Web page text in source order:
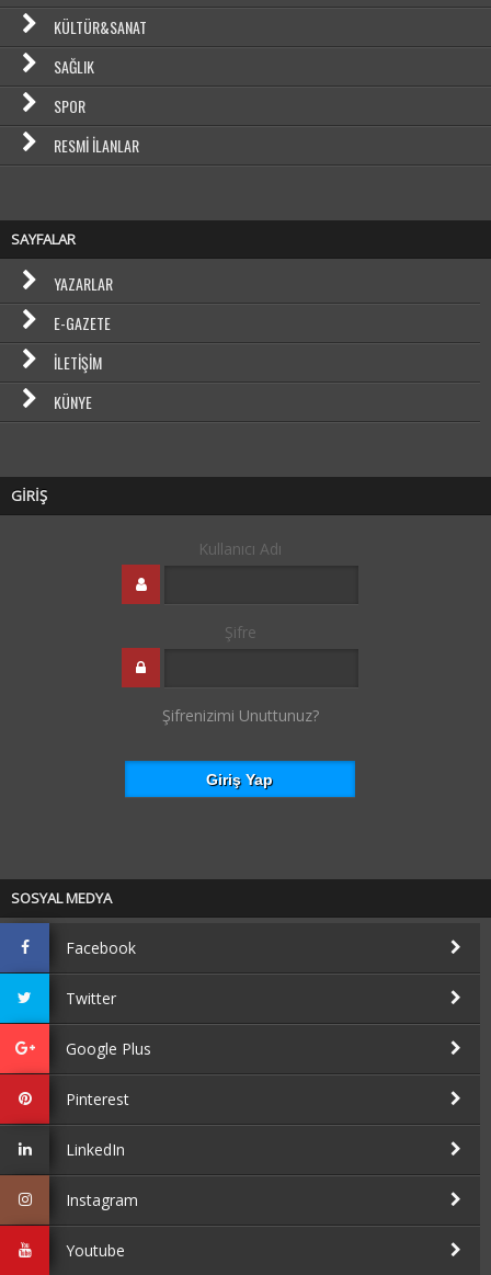
KÜLTÜR&SANAT
SAĞLIK
SPOR
RESMI İLANLAR
SAYFALAR
YAZARLAR
E-GAZETE
İLETIŞIM
KÜNYE
GİRİŞ
Kullanıcı Adı
Şifre
Şifrenizimi Unuttunuz?
SOSYAL MEDYA
Facebook
Twitter
Google Plus
Pinterest
LinkedIn
Instagram
Youtube